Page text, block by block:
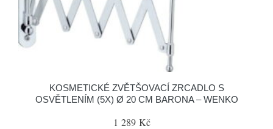
KOSMETICKÉ ZVĚTŠOVACÍ ZRCADLO S
OSVĚTLENÍM (5X) Ø 20 CM BARONA – WENKO
1 289 Kč